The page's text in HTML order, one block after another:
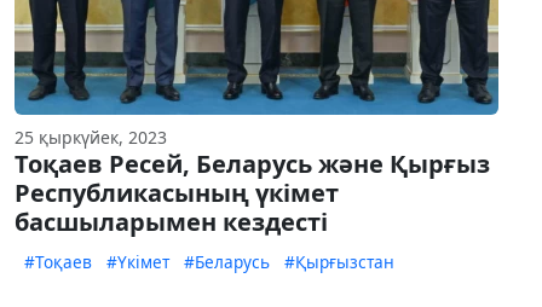
25 қыркүйек, 2023
Тоқаев Ресей, Беларусь және Қырғыз
Республикасының үкімет
басшыларымен кездесті
#Тоқаев #Үкімет #Беларусь #Қырғызстан